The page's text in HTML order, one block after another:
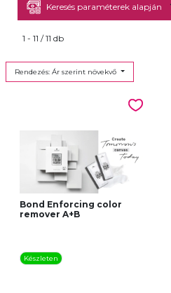
Keresés paraméterek alapján
1 - 11 / 11 db
Rendezés: Ár szerint növekvő
Bond Enforcing color
remover A+B
Készleten